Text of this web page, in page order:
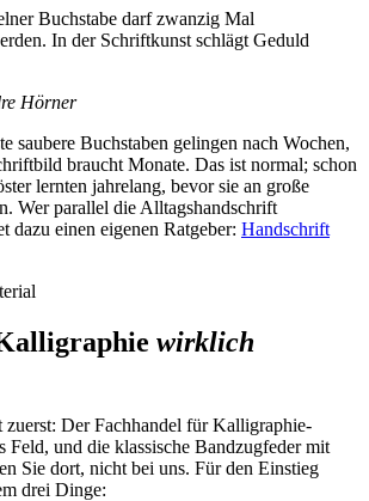
Buchstabe darf zwanzig Mal
In der Schriftkunst schlägt Geduld
Hörner
saubere Buchstaben gelingen nach Wochen,
braucht Monate. Das ist normal; schon
lernten jahrelang, bevor sie an große
Wer parallel die Alltagshandschrift
dazu einen eigenen Ratgeber: Handschrift
wirklich
Der Fachhandel für Kalligraphie-
Feld, und die klassische Bandzugfeder mit
Sie dort, nicht bei uns. Für den Einstieg
drei Dinge: